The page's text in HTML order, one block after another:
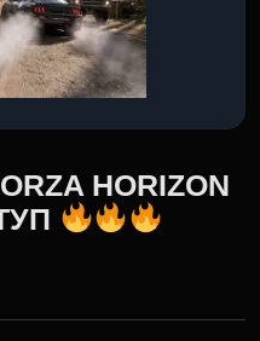
HORIZON